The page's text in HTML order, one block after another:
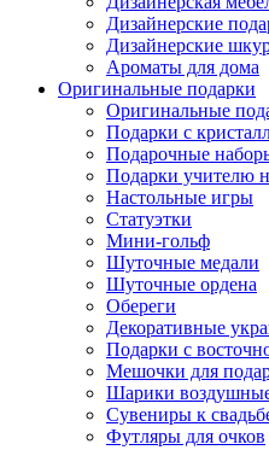
Дизайнерские
Дизайнерские
Ароматы для дома
Оригинальные подарки
Оригинальные
Подарки с
Подарочные
Подарки учителю
Настольные игры
Статуэтки
Мини-гольф
Шуточные медали
Шуточные ордена
Обереги
Декоративные
Подарки с
Мешочки для
Шарики
Сувениры к
Футляры для очков